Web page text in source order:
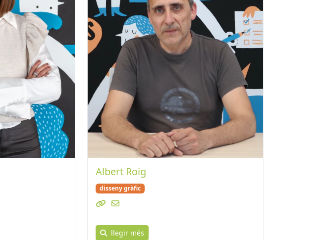
Albert Roig
disseny gràfic
llegir més